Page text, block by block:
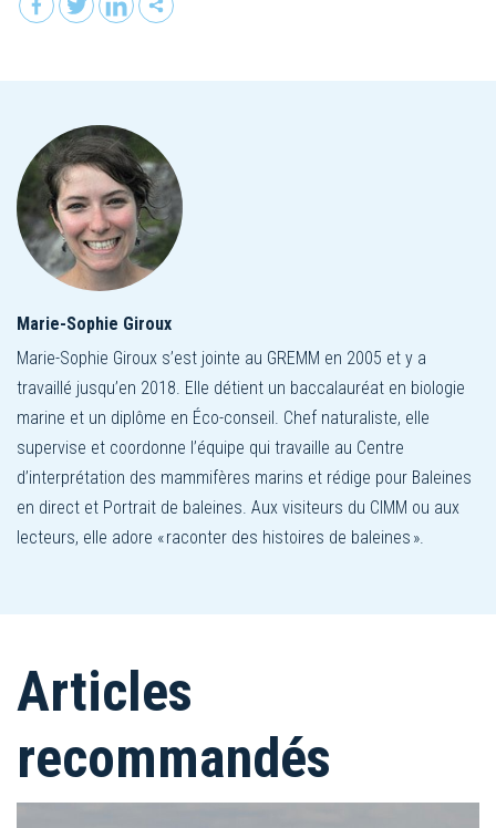
Marie-Sophie Giroux
Marie-Sophie Giroux s’est jointe au GREMM en 2005 et y a
travaillé jusqu’en 2018. Elle détient un baccalauréat en biologie
marine et un diplôme en Éco-conseil. Chef naturaliste, elle
supervise et coordonne l’équipe qui travaille au Centre
d’interprétation des mammifères marins et rédige pour Baleines
en direct et Portrait de baleines. Aux visiteurs du CIMM ou aux
lecteurs, elle adore « raconter des histoires de baleines ».
Articles
recommandés